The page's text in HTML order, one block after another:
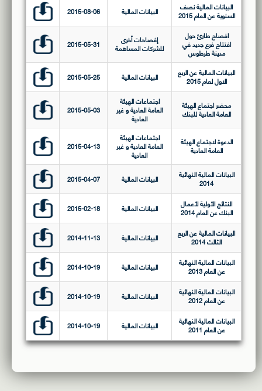
البيانات المالية نصف
السنوية عن العام 2015 البيانات المالية 2015-08-06
افصاح طارئ حول
افتتاح فرع جديد في
مدينة طرطوس
إفصاحات أخرى
للشركات المساهمة 2015-05-31
البيانات المالية عن الربع
الاول لعام 2015 البيانات المالية 2015-05-25
محضر اجتماع الهيئة
العامة العادية للبنك
اجتماعات الهيئة
العامة العادية و غير
العادية
2015-05-03
الدعوة لاجتماع الهيئة
العامة العادية
اجتماعات الهيئة
العامة العادية و غير
العادية
2015-04-13
البيانات المالية النهائية
2014 البيانات المالية 2015-04-07
النتائج الأولية لأعمال
البنك عن العام 2014 البيانات المالية 2015-02-18
البيانات المالية عن الربع
الثالث 2014 البيانات المالية 2014-11-13
البيانات المالية النهائية
عن العام 2013 البيانات المالية 2014-10-19
البيانات المالية النهائية
عن العام 2012 البيانات المالية 2014-10-19
البيانات المالية النهائية
عن العام 2011 البيانات المالية 2014-10-19